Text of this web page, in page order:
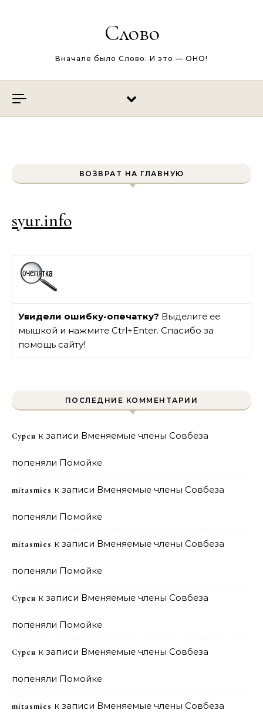
Слово
Вначале было Слово. И это — ОНО!
ВОЗВРАТ НА ГЛАВНУЮ
syur.info
Увидели ошибку-опечатку? Выделите ее
мышкой и нажмите Ctrl+Enter. Спасибо за
помощь сайту!
ПОСЛЕДНИЕ КОММЕНТАРИИ
Сурен к записи Вменяемые члены Совбеза
попеняли Помойке
mitasmies к записи Вменяемые члены Совбеза
попеняли Помойке
mitasmies к записи Вменяемые члены Совбеза
попеняли Помойке
Сурен к записи Вменяемые члены Совбеза
попеняли Помойке
Сурен к записи Вменяемые члены Совбеза
попеняли Помойке
mitasmies к записи Вменяемые члены Совбеза